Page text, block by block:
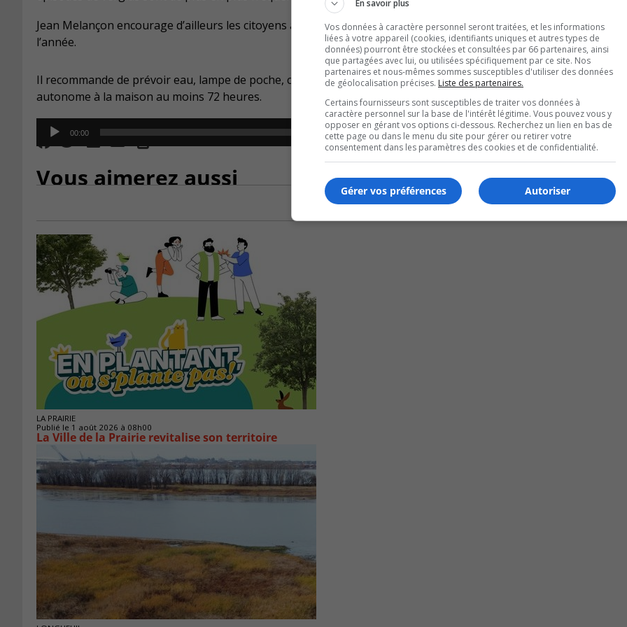
Jean Melançon encourage d’ailleurs les citoyens à mieux se préparer pour faire face aux situations d’urgence,
l’année.
Il recommande de prévoir eau, lampe de poche, couvertures et autres éléments importants qui permettent d’être
autonome à la maison au moins 72 heures.
Audio
Player
00:00 00:00
to
Vous aimerez aussi
LA PRAIRIE
Publié le 1 août 2026 à 08h00
La Ville de la Prairie revitalise son territoire
En savoir plus
Vos données à caractère personnel seront traitées, et les informations
liées à votre appareil (cookies, identifiants uniques et autres types de
données) pourront être stockées et consultées par 66 partenaires, ainsi
que partagées avec lui, ou utilisées spécifiquement par ce site. Nos
partenaires et nous-mêmes sommes susceptibles d'utiliser des données
de géolocalisation précises. Liste des partenaires.
Certains fournisseurs sont susceptibles de traiter vos données à
caractère personnel sur la base de l'intérêt légitime. Vous pouvez vous y
opposer en gérant vos options ci-dessous. Recherchez un lien en bas de
cette page ou dans le menu du site pour gérer ou retirer votre
consentement dans les paramètres des cookies et de confidentialité.
Autoriser
Gérer vos préférences